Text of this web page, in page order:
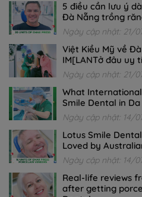
5 điều cần lưu ý
Đà Nẵng trồng
Ngày cập nhật: 21/
Việt Kiều Mỹ về
IM[LANTở đâu uy
Ngày cập nhật: 21/
What
Smile Dental in
Ngày cập nhật: 14/
Lotus Smile
Loved by
Ngày cập nhật: 14/
Real-life reviews
after getting